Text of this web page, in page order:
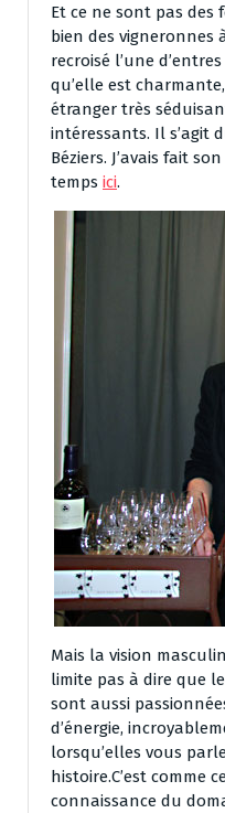
Et ce ne sont pas des
bien des vigneronnes
recroisé l’une
qu’elle est
étranger très
intéressants. Il s’agit
Béziers. J’avais fait
temps ici.
Mais la vision
limite pas à dire que
sont aussi
d’énergie,
lorsqu’elles vous
histoire.C’est comme
connaissance du